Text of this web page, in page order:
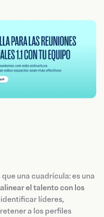
una cuadrícula: es una
el talento con los
líderes,
a los perfiles